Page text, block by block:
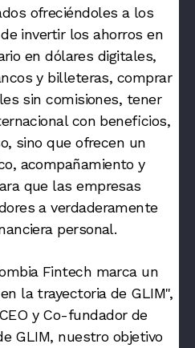
ofreciéndoles a los
invertir los ahorros en
en dólares digitales,
y billeteras, comprar
sin comisiones, tener
con beneficios,
sino que ofrecen un
acompañamiento y
que las empresas
a verdaderamente
personal.
Fintech marca un
la trayectoria de GLIM",
y Co-fundador de
GLIM, nuestro objetivo